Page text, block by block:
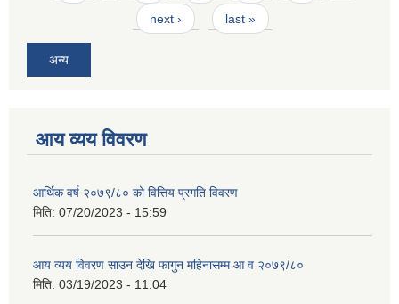
next › last »
अन्य
आय व्यय विवरण
आर्थिक वर्ष २०७९/८० को वित्तिय प्रगति विवरण
मिति: 07/20/2023 - 15:59
आय व्यय विवरण साउन देखि फागुन महिनासम्म आ व २०७९/८०
मिति: 03/19/2023 - 11:04